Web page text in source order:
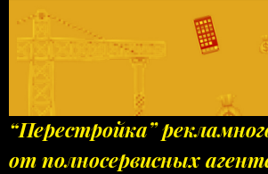
“Перестройка”
от полносервисных